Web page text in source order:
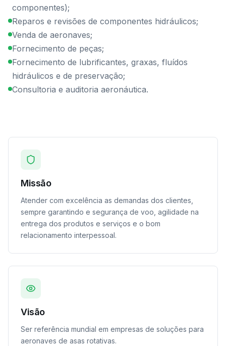
componentes);
Reparos e revisões de componentes hidráulicos;
Venda de aeronaves;
Fornecimento de peças;
Fornecimento de lubrificantes, graxas, fluídos
hidráulicos e de preservação;
Consultoria e auditoria aeronáutica.
Missão
Atender com excelência as demandas dos clientes,
sempre garantindo e segurança de voo, agilidade na
entrega dos produtos e serviços e o bom
relacionamento interpessoal.
Visão
Ser referência mundial em empresas de soluções para
aeronaves de asas rotativas.